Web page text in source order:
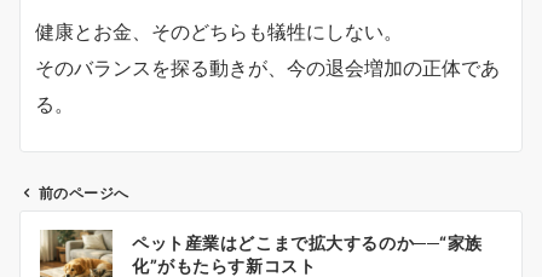
健康とお金、そのどちらも犠牲にしない。
そのバランスを探る動きが、今の退会増加の正体であ
る。
前のページへ
ペット産業はどこまで拡大するのか──“家族
化”がもたらす新コスト